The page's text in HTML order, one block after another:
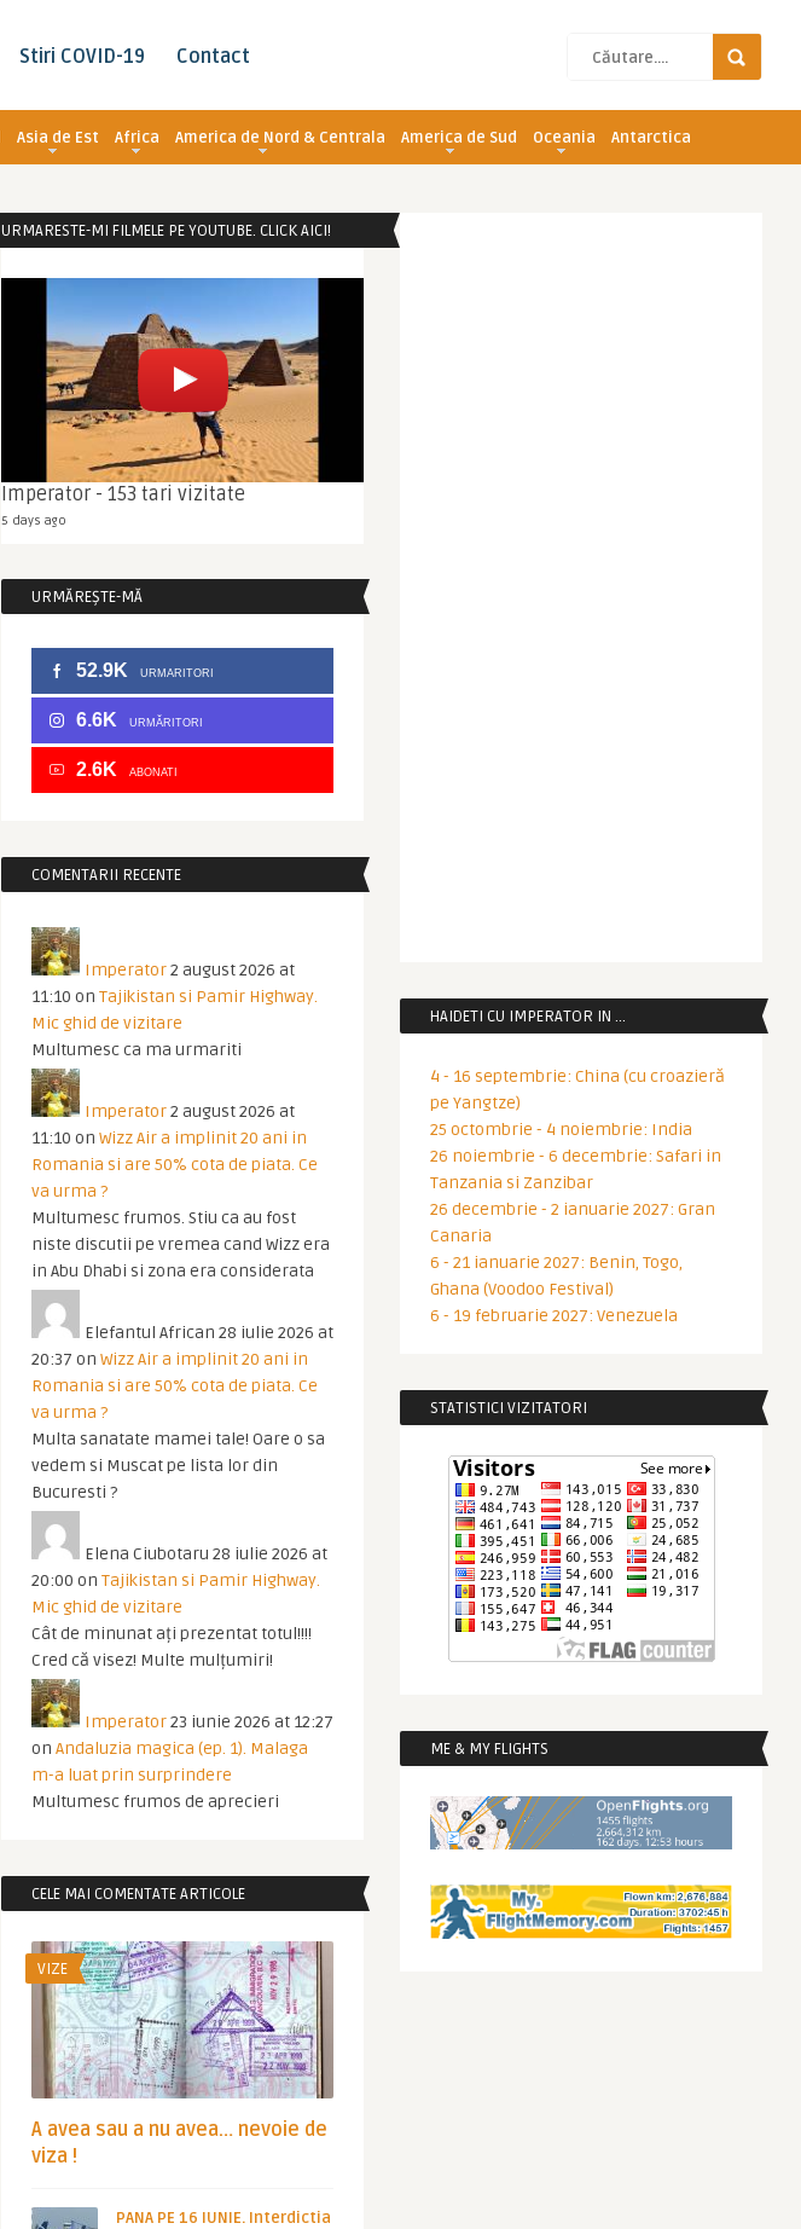
Stiri COVID-19 Contact
Asia de Est Africa America de Nord & Centrala America de Sud Oceania Antarctica
URMARESTE-MI FILMELE PE YOUTUBE. CLICK AICI!
Imperator - 153 tari vizitate
5 days ago
URMĂREȘTE-MĂ
52.9K URMARITORI
6.6K URMĂRITORI
2.6K ABONATI
COMENTARII RECENTE
Imperator2 august 2026 at
11:10 on Tajikistan si Pamir Highway.
Mic ghid de vizitare
Multumesc ca ma urmariti
Imperator2 august 2026 at
11:10 on Wizz Air a implinit 20 ani in
Romania si are 50% cota de piata. Ce
va urma ?
Multumesc frumos. Stiu ca au fost
niste discutii pe vremea cand Wizz era
in Abu Dhabi si zona era considerata
Elefantul African 28 iulie 2026 at
20:37 on Wizz Air a implinit 20 ani in
Romania si are 50% cota de piata. Ce
va urma ?
Multa sanatate mamei tale! Oare o sa
vedem si Muscat pe lista lor din
Bucuresti ?
Elena Ciubotaru 28 iulie 2026 at
20:00 on Tajikistan si Pamir Highway.
Mic ghid de vizitare
Cât de minunat ați prezentat totul!!!!
Cred că visez! Multe mulțumiri!
Imperator23 iunie 2026 at 12:27
on Andaluzia magica (ep. 1). Malaga
m-a luat prin surprindere
Multumesc frumos de aprecieri
CELE MAI COMENTATE ARTICOLE
VIZE
A avea sau a nu avea… nevoie de
viza !
PANA PE 16 IUNIE. Interdictia
HAIDETI CU IMPERATOR IN …
4 - 16 septembrie: China (cu croazieră
pe Yangtze)
25 octombrie - 4 noiembrie: India
26 noiembrie - 6 decembrie: Safari in
Tanzania si Zanzibar
26 decembrie - 2 ianuarie 2027: Gran
Canaria
6 - 21 ianuarie 2027: Benin, Togo,
Ghana (Voodoo Festival)
6 - 19 februarie 2027: Venezuela
STATISTICI VIZITATORI
ME & MY FLIGHTS